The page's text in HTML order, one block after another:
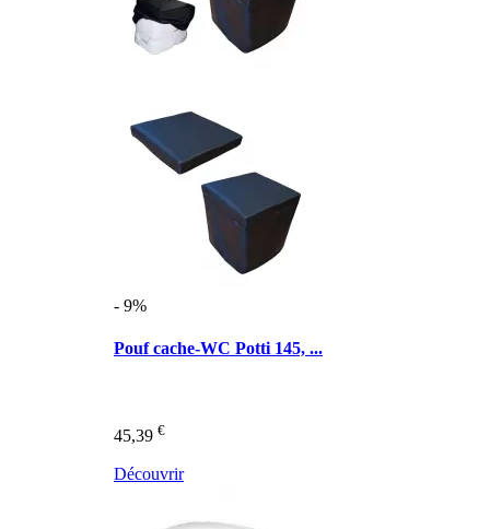
- 9%
Pouf cache-WC Potti 145, ...
45,39 €
Découvrir